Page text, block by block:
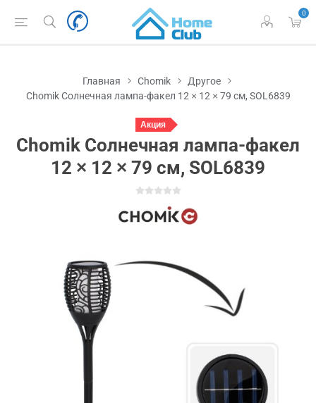
0
Главная Chomik
Другое
Chomik Солнечная лампа-факел 12 × 12 × 79 см, SOL6839
Акция
Chomik Солнечная лампа-факел
12 × 12 × 79 см, SOL6839